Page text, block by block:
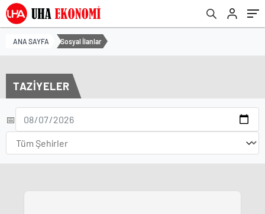
ANA SAYFA Sosyal İlanlar
TAZİYELER
📅